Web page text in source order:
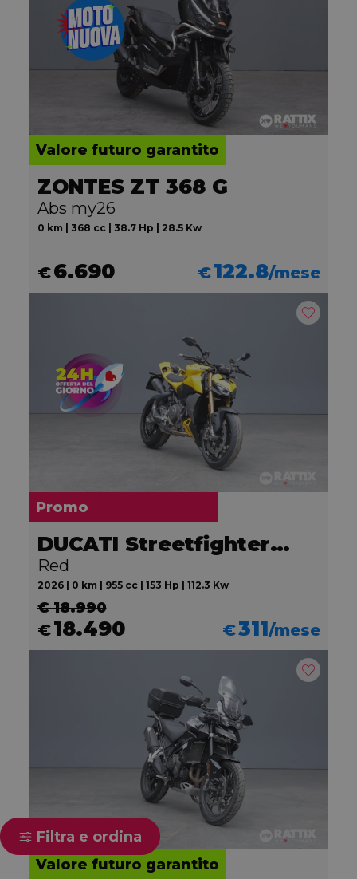
Valore futuro garantito
ZONTES ZT 368 G
Abs my26
0 km | 368 cc | 38.7 Hp | 28.5 Kw
€6.690 €122.8/mese
Promo
DUCATI Streetfighter V2
Red
2026 | 0 km | 955 cc | 153 Hp | 112.3 Kw
€ 18.990
€18.490 €311/mese
Valore futuro garantito
Filtra e ordina